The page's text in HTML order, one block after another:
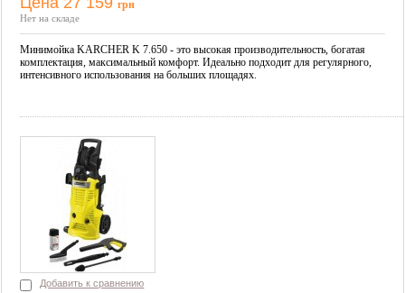
Купить грн
Нет на складе
Минимойка KARCHER K 7.650 - это высокая производительность, богатая
комплектация, максимальный комфорт. Идеально подходит для регулярного,
интенсивного использования на больших площадях.
Добавить к сравнению